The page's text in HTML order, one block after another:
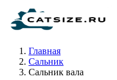
Главная
Сальник
Сальник вала